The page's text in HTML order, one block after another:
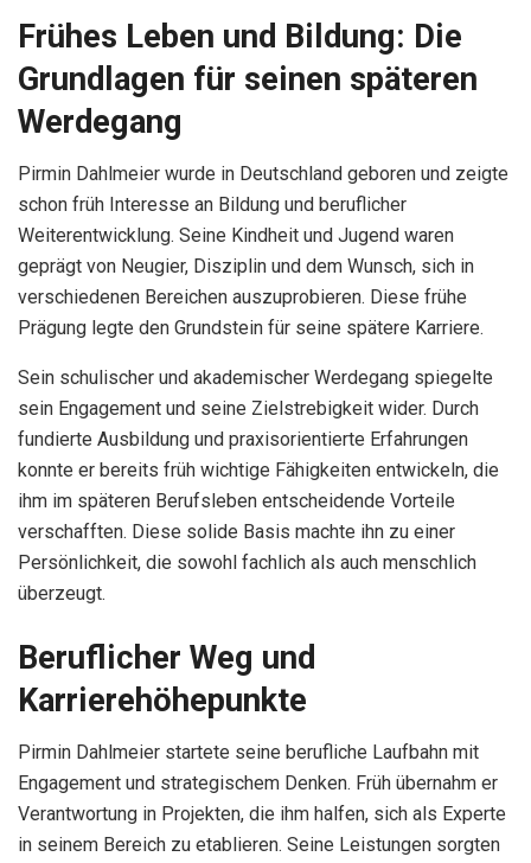
Frühes Leben und Bildung: Die
Grundlagen für seinen späteren
Werdegang
Pirmin Dahlmeier wurde in Deutschland geboren und zeigte
schon früh Interesse an Bildung und beruflicher
Weiterentwicklung. Seine Kindheit und Jugend waren
geprägt von Neugier, Disziplin und dem Wunsch, sich in
verschiedenen Bereichen auszuprobieren. Diese frühe
Prägung legte den Grundstein für seine spätere Karriere.
Sein schulischer und akademischer Werdegang spiegelte
sein Engagement und seine Zielstrebigkeit wider. Durch
fundierte Ausbildung und praxisorientierte Erfahrungen
konnte er bereits früh wichtige Fähigkeiten entwickeln, die
ihm im späteren Berufsleben entscheidende Vorteile
verschafften. Diese solide Basis machte ihn zu einer
Persönlichkeit, die sowohl fachlich als auch menschlich
überzeugt.
Beruflicher Weg und
Karrierehöhepunkte
Pirmin Dahlmeier startete seine berufliche Laufbahn mit
Engagement und strategischem Denken. Früh übernahm er
Verantwortung in Projekten, die ihm halfen, sich als Experte
in seinem Bereich zu etablieren. Seine Leistungen sorgten